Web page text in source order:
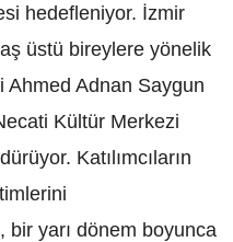
hedefleniyor. İzmir
üstü bireylere yönelik
Ahmed Adnan Saygun
Kültür Merkezi
Katılımcıların
bir yarı dönem boyunca